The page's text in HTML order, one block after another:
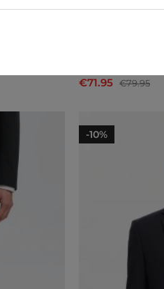
€71.95 €79.95
-10%